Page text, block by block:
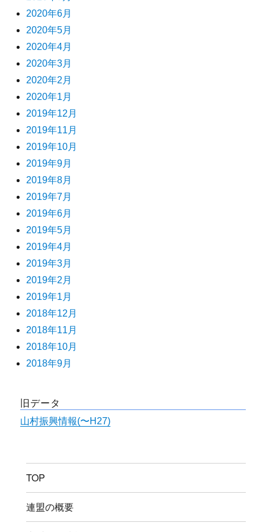
2020年6月
2020年5月
2020年4月
2020年3月
2020年2月
2020年1月
2019年12月
2019年11月
2019年10月
2019年9月
2019年8月
2019年7月
2019年6月
2019年5月
2019年4月
2019年3月
2019年2月
2019年1月
2018年12月
2018年11月
2018年10月
2018年9月
旧データ
山村振興情報(〜H27)
TOP
連盟の概要